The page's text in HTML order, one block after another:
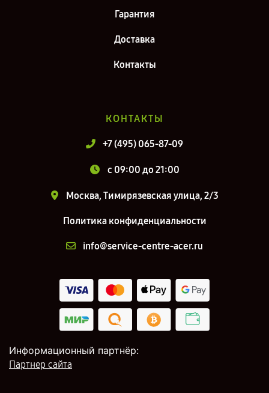
Гарантия
Доставка
Контакты
КОНТАКТЫ
+7 (495) 065-87-09
c 09:00 до 21:00
Москва, Тимирязевская улица, 2/3
Политика конфиденциальности
info@service-centre-acer.ru
Информационный партнёр:
Партнер сайта